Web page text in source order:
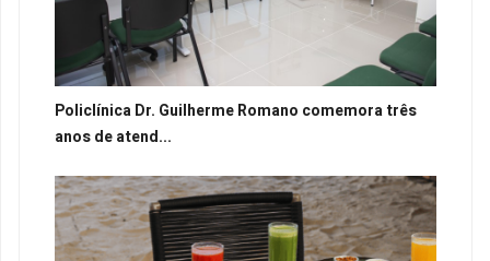
Policlínica Dr. Guilherme Romano comemora três
anos de atend...